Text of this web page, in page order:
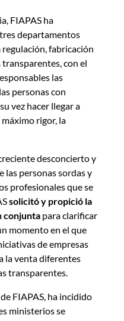
FIAPAS ha
departamentos
fabricación
con el
las
personas con
vez hacer llegar a
rigor, la
desconcierto y
las personas sordas y
profesionales que se
solicitó y propició la
conjuntapara clarificar
momento en el que
de empresas
la venta diferentes
transparentes.
FIAPAS, ha incidido
ministerios se